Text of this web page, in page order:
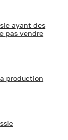
ayant des
pas vendre
production